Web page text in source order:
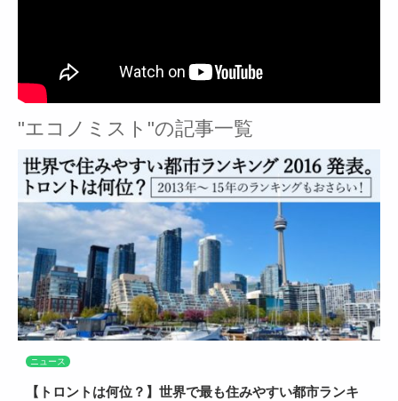
"エコノミスト"の記事一覧
ニュース
【トロントは何位？】世界で最も住みやすい都市ランキ